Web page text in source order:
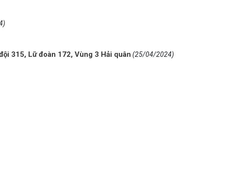
315, Lữ đoàn 172, Vùng 3 Hải quân (25/04/2024)